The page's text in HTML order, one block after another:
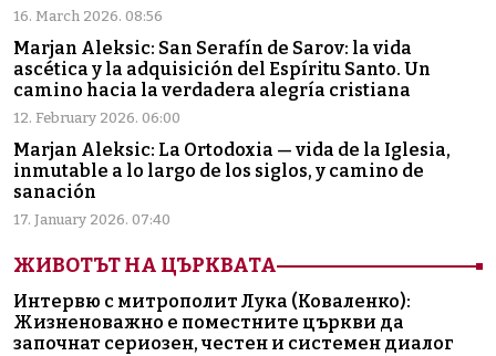
16. March 2026. 08:56
Marjan Aleksic: San Serafín de Sarov: la vida
ascética y la adquisición del Espíritu Santo. Un
camino hacia la verdadera alegría cristiana
12. February 2026. 06:00
Marjan Aleksic: La Ortodoxia — vida de la Iglesia,
inmutable a lo largo de los siglos, y camino de
sanación
17. January 2026. 07:40
ЖИВОТЪТ НА ЦЪРКВАТА
Интервю с митрополит Лука (Коваленко):
Жизненоважно е поместните църкви да
започнат сериозен, честен и системен диалог